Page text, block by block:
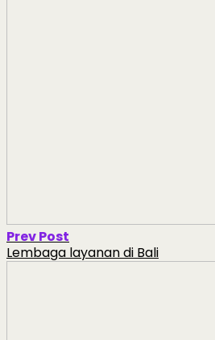
Prev Post
Lembaga layanan di Bali